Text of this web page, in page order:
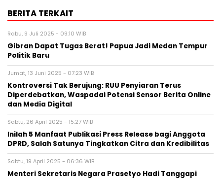
BERITA TERKAIT
Rabu, 9 Juli 2025 - 09:10 WIB
Gibran Dapat Tugas Berat! Papua Jadi Medan Tempur
Politik Baru
Jumat, 13 Juni 2025 - 07:23 WIB
Kontroversi Tak Berujung: RUU Penyiaran Terus
Diperdebatkan, Waspadai Potensi Sensor Berita Online
dan Media Digital
Sabtu, 26 April 2025 - 15:27 WIB
Inilah 5 Manfaat Publikasi Press Release bagi Anggota
DPRD, Salah Satunya Tingkatkan Citra dan Kredibilitas
Sabtu, 19 April 2025 - 06:36 WIB
Menteri Sekretaris Negara Prasetyo Hadi Tanggapi